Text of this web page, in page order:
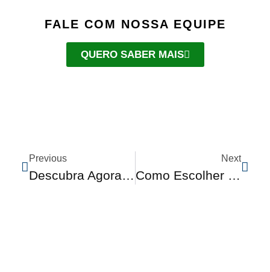
FALE COM NOSSA EQUIPE
QUERO SABER MAIS
Previous
Descubra Agora Como Funciona Um Sensor De Estacionamento!
Next
Como Escolher Uma Boa Central Multimídia?